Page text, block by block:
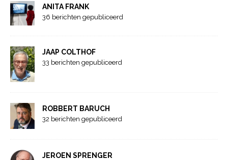
ANITA FRANK
36 berichten gepubliceerd
JAAP COLTHOF
33 berichten gepubliceerd
ROBBERT BARUCH
32 berichten gepubliceerd
JEROEN SPRENGER